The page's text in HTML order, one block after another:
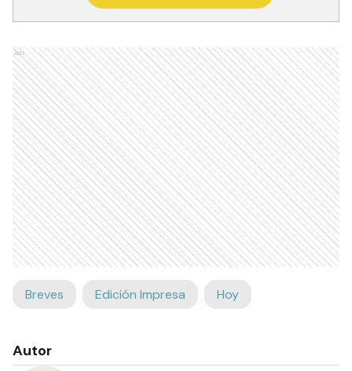
Ads
Breves Edición Impresa Hoy
Autor